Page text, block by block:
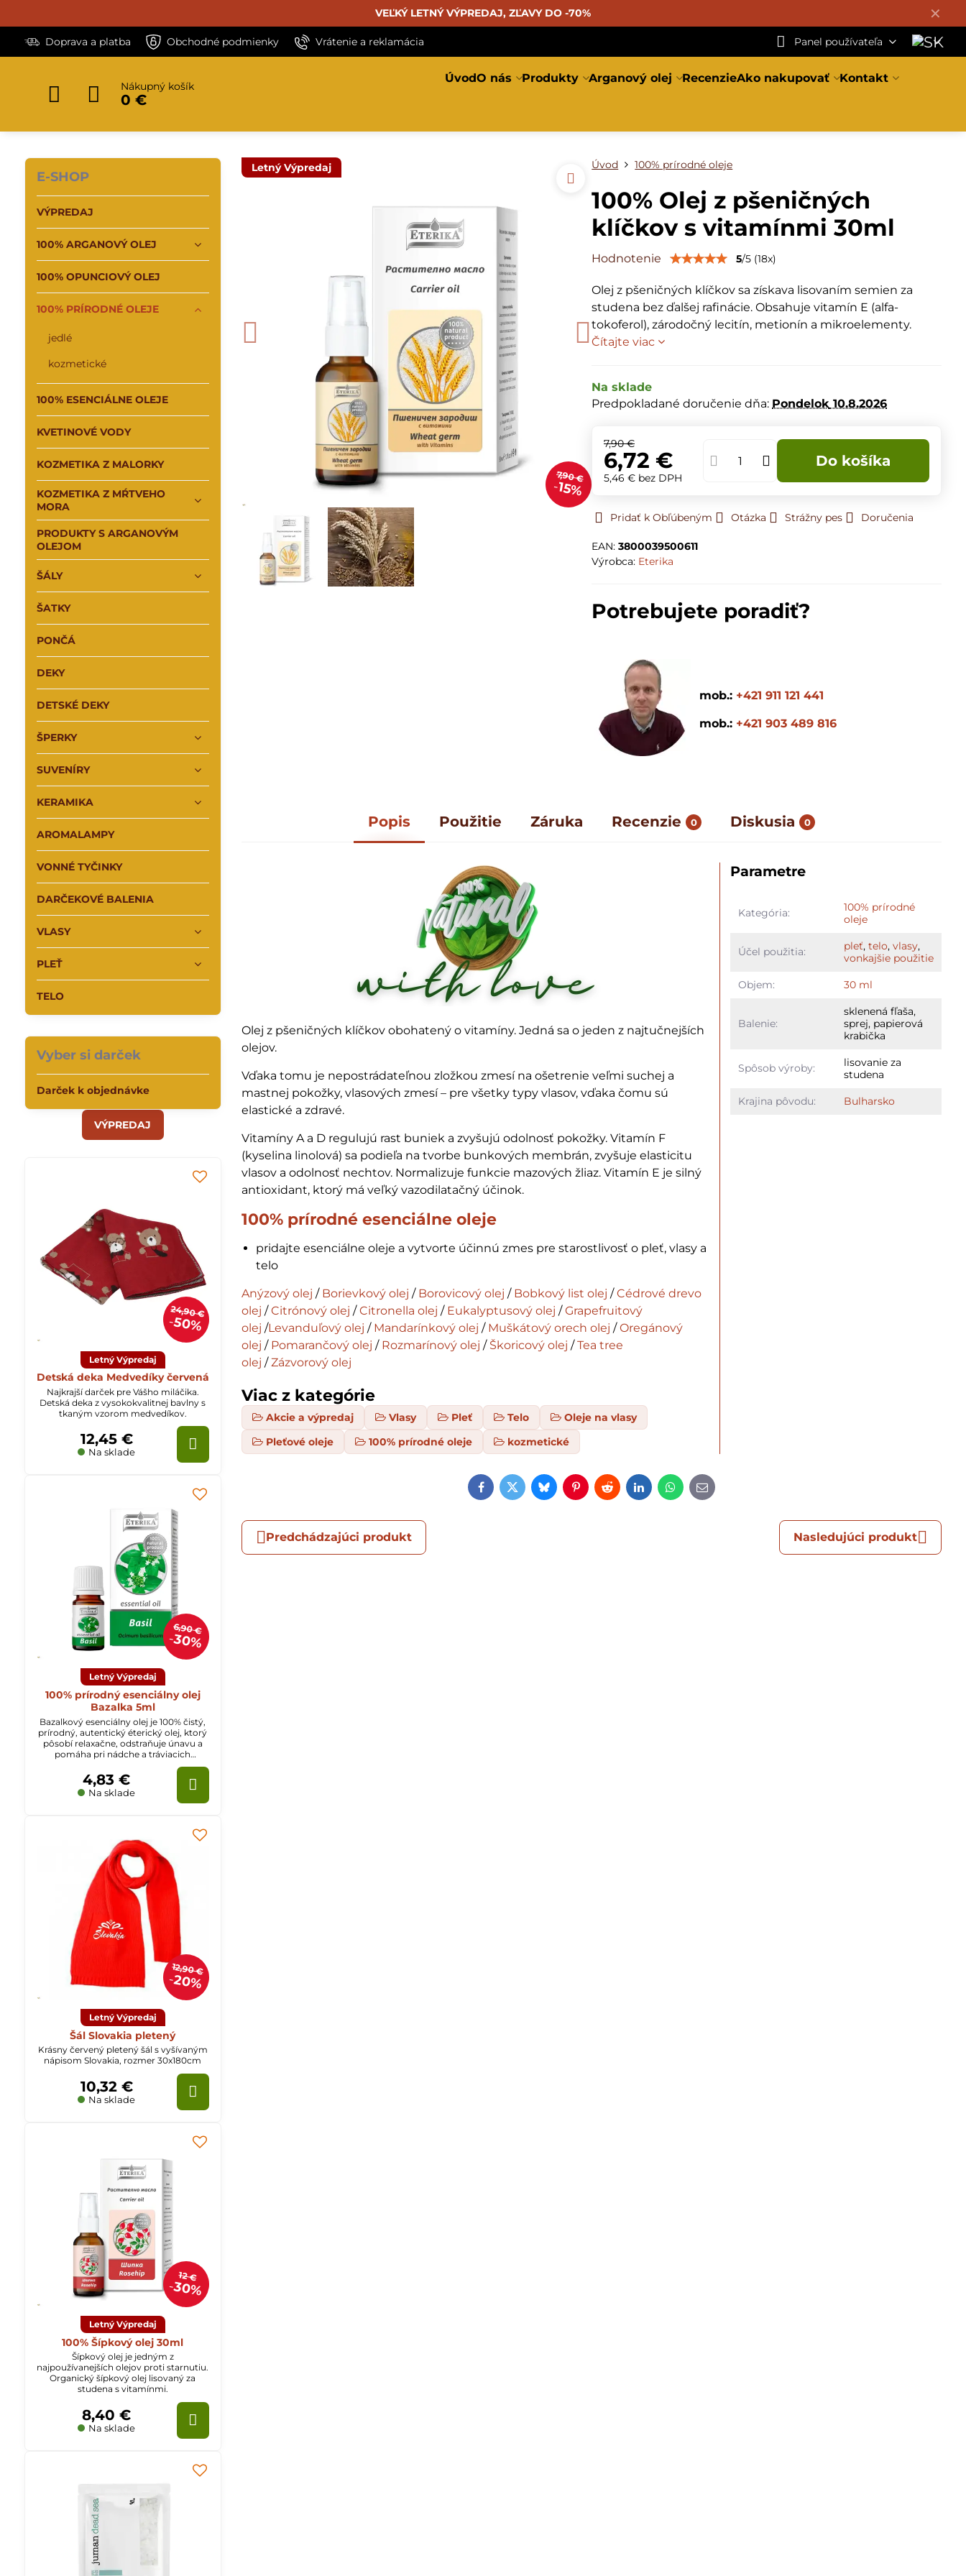
✕
VEĽKÝ LETNÝ VÝPREDAJ, ZĽAVY DO -70%
Doprava a platba Obchodné podmienky Vrátenie a reklamácia Panel používateľa
Nákupný košík
0 €
ÚvodO nás Produkty Arganový olej RecenzieAko nakupovať Kontakt
Letný Výpredaj
7,90 €
15%
Úvod 100% prírodné oleje
100% Olej z pšeničných
klíčkov s vitamínmi 30ml
Hodnotenie 5/5 (18x)
Olej z pšeničných klíčkov sa získava lisovaním semien za
studena bez ďalšej rafinácie. Obsahuje vitamín E (alfa-
tokoferol), zárodočný lecitín, metionín a mikroelementy.
Čítajte viac
Na sklade
Predpokladané doručenie dňa: Pondelok 10.8.2026
7,90 €
6,72 €
5,46 € bez DPH
Do košíka
Pridať k Obľúbeným Otázka Strážny pes Doručenia
EAN:3800039500611
Výrobca: Eterika
Potrebujete poradiť?
mob.: +421 911 121 441
mob.: +421 903 489 816
Popis Použitie Záruka Recenzie 0 Diskusia 0
Olej z pšeničných klíčkov obohatený o vitamíny. Jedná sa o jeden z najtučnejších
olejov.
Vďaka tomu je nepostrádateľnou zložkou zmesí na ošetrenie veľmi suchej a
mastnej pokožky, vlasových zmesí – pre všetky typy vlasov, vďaka čomu sú
elastické a zdravé.
Vitamíny A a D regulujú rast buniek a zvyšujú odolnosť pokožky. Vitamín F
(kyselina linolová) sa podieľa na tvorbe bunkových membrán, zvyšuje elasticitu
vlasov a odolnosť nechtov. Normalizuje funkcie mazových žliaz. Vitamín E je silný
antioxidant, ktorý má veľký vazodilatačný účinok.
100% prírodné esenciálne oleje
pridajte esenciálne oleje a vytvorte účinnú zmes pre starostlivosť o pleť, vlasy a
telo
Anýzový olej / Borievkový olej / Borovicový olej / Bobkový list olej /Cédrové drevo
olej /Citrónový olej /Citronella olej / Eukalyptusový olej /Grapefruitový
olej /Levanduľový olej / Mandarínkový olej / Muškátový orech olej /Oregánový
olej / Pomarančový olej / Rozmarínový olej / Škoricový olej /Tea tree
olej /Zázvorový olej
Viac z kategórie
Akcie a výpredaj Vlasy Pleť Telo
Oleje na vlasy
Pleťové oleje
100% prírodné oleje kozmetické
Parametre
Kategória:
100% prírodné
oleje
Účel použitia: pleť, telo, vlasy,
vonkajšie použitie
Objem: 30 ml
Balenie:
sklenená fľaša,
sprej, papierová
krabička
Spôsob výroby:
lisovanie za
studena
Krajina pôvodu: Bulharsko
Facebook
TwitterBlueskyPinterest
RedditLinkedInWhatsApp
E-
mail
Predchádzajúci produkt Nasledujúci produkt
E-SHOP
VÝPREDAJ
100% ARGANOVÝ OLEJ
100% OPUNCIOVÝ OLEJ
100% PRÍRODNÉ OLEJE
jedlé
kozmetické
100% ESENCIÁLNE OLEJE
KVETINOVÉ VODY
KOZMETIKA Z MALORKY
KOZMETIKA Z MŔTVEHO
MORA
PRODUKTY S ARGANOVÝM
OLEJOM
ŠÁLY
ŠATKY
PONČÁ
DEKY
DETSKÉ DEKY
ŠPERKY
SUVENÍRY
KERAMIKA
AROMALAMPY
VONNÉ TYČINKY
DARČEKOVÉ BALENIA
VLASY
PLEŤ
TELO
Vyber si darček
Darček k objednávke
VÝPREDAJ
24,90 €
50%
Letný Výpredaj
Detská deka Medvedíky červená
Najkrajší darček pre Vášho miláčika.
Detská deka z vysokokvalitnej bavlny s
tkaným vzorom medvedíkov.
Na sklade
12,45 €
6,90 €
30%
Letný Výpredaj
100% prírodný esenciálny olej
Bazalka 5ml
Bazalkový esenciálny olej je 100% čistý,
prírodný, autentický éterický olej, ktorý
pôsobí relaxačne, odstraňuje únavu a
pomáha pri nádche a tráviacich
Na sklade
4,83 €
12,90 €
20%
Letný Výpredaj
Šál Slovakia pletený
Krásny červený pletený šál s vyšívaným
nápisom Slovakia, rozmer 30x180cm
Na sklade
10,32 €
12 €
30%
Letný Výpredaj
100% Šípkový olej 30ml
Šípkový olej je jedným z
najpoužívanejších olejov proti starnutiu.
Organický šípkový olej lisovaný za
studena s vitamínmi.
Na sklade
8,40 €